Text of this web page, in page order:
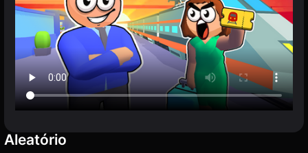
Aleatório